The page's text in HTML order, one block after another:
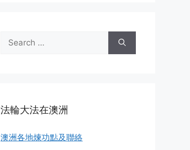
Search
for:
法輪大法在澳洲
澳洲各地煉功點及聯絡